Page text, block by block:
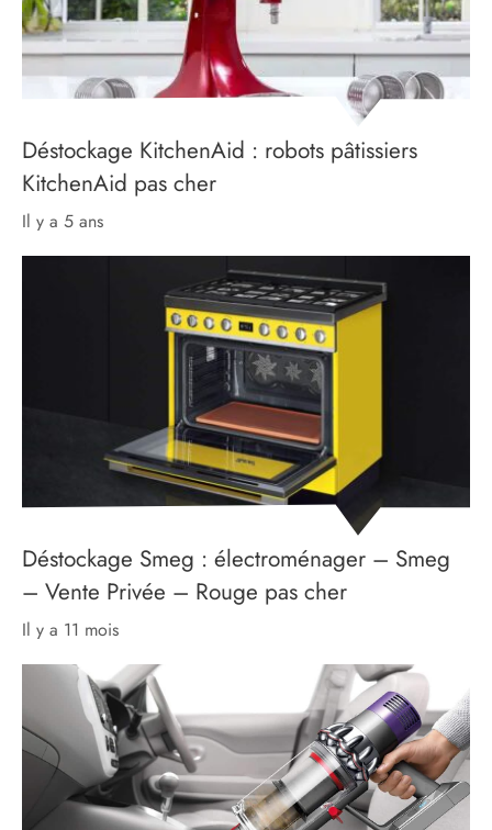
Déstockage KitchenAid : robots pâtissiers
KitchenAid pas cher
il y a 5 ans
Déstockage Smeg : électroménager – Smeg
– Vente Privée – Rouge pas cher
il y a 11 mois